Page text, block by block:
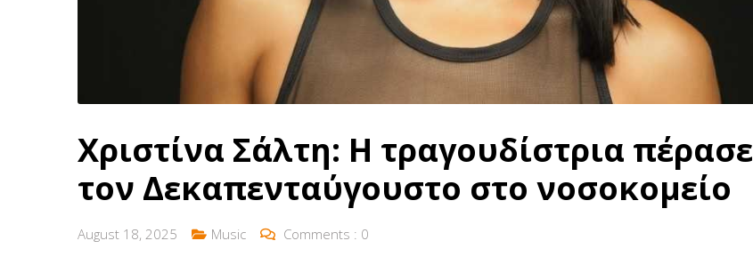
Χριστίνα Σάλτη: Η τραγουδίστρια πέρασε
τον Δεκαπενταύγουστο στο νοσοκομείο
August 18, 2025 Music Comments : 0